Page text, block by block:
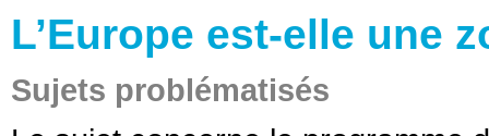
L’Europe est-elle une
Sujets problématisés